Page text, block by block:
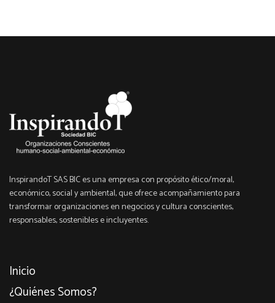
InspirandoT SAS BIC es una empresa con propósito ético/moral,
económico, social y ambiental, que ofrece acompañamiento para
transformar organizaciones en negocios y cultura conscientes,
responsables, sostenibles e incluyentes.
Inicio
¿Quiénes Somos?